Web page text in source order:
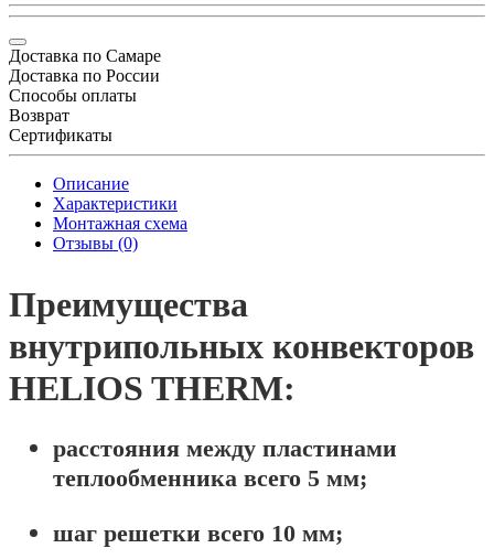
Доставка по Самаре
Доставка по России
Способы оплаты
Возврат
Сертификаты
Описание
Характеристики
Монтажная схема
Отзывы (0)
Преимущества
внутрипольных конвекторов
HELIOS THERM:
расстояния между пластинами
теплообменника всего 5 мм;
шаг решетки всего 10 мм;